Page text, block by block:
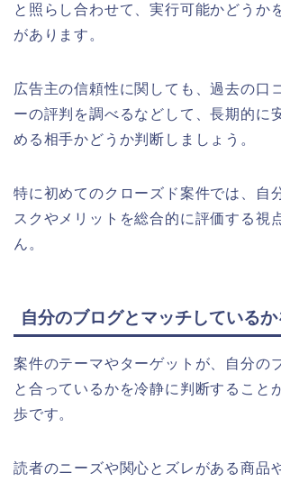
と照らし合わせて、実行可能かどうか
があります。
広告主の信頼性に関しても、過去の口
ーの評判を調べるなどして、長期的に
める相手かどうか判断しましょう。
特に初めてのクローズド案件では、自
スクやメリットを総合的に評価する視
ん。
自分のブログとマッチしている
案件のテーマやターゲットが、自分の
と合っているかを冷静に判断すること
歩です。
読者のニーズや関心とズレがある商品